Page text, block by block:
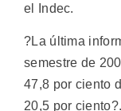
el Indec.
?La última
semestre de
47,8 por ciento
20,5 por